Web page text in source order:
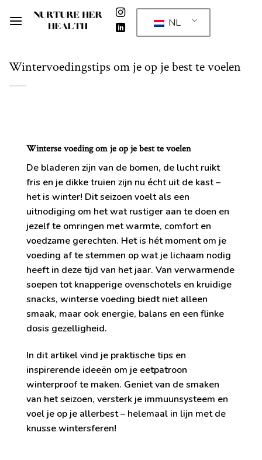
naar
NL
Wintervoedingstips om je op je best te voelen
Winterse voeding om je op je best te voelen
De bladeren zijn van de bomen, de lucht ruikt
fris en je dikke truien zijn nu écht uit de kast –
het is winter! Dit seizoen voelt als een
uitnodiging om het wat rustiger aan te doen en
jezelf te omringen met warmte, comfort en
voedzame gerechten. Het is hét moment om je
voeding af te stemmen op wat je lichaam nodig
heeft in deze tijd van het jaar. Van verwarmende
soepen tot knapperige ovenschotels en kruidige
snacks, winterse voeding biedt niet alleen
smaak, maar ook energie, balans en een flinke
dosis gezelligheid.
In dit artikel vind je praktische tips en
inspirerende ideeën om je eetpatroon
winterproof te maken. Geniet van de smaken
van het seizoen, versterk je immuunsysteem en
voel je op je allerbest – helemaal in lijn met de
knusse wintersferen!